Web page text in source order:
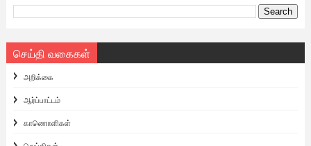
செய்தி வகைகள்
அறிக்கை
ஆர்ப்பாட்டம்
காணொளிகள்